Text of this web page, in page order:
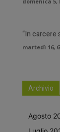
“In carcere
martedì 16,
Archivio
Agosto